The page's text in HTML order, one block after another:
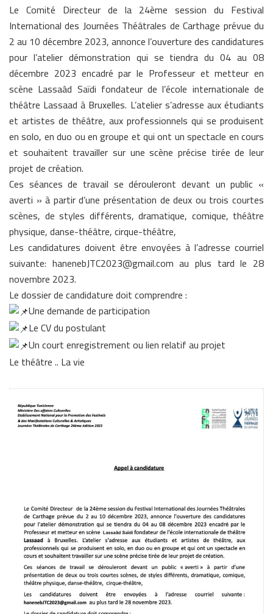
Le Comité Directeur de la 24ème session du Festival
International des Journées Théâtrales de Carthage prévue du
2 au 10 décembre 2023, annonce l’ouverture des candidatures
pour l’atelier démonstration qui se tiendra du 04 au 08
décembre 2023 encadré par le Professeur et metteur en
scène Lassaâd Saïdi fondateur de l’école internationale de
théâtre Lassaad à Bruxelles. L’atelier s’adresse aux étudiants
et artistes de théâtre, aux professionnels qui se produisent
en solo, en duo ou en groupe et qui ont un spectacle en cours
et souhaitent travailler sur une scène précise tirée de leur
projet de création.
Ces séances de travail se dérouleront devant un public «
averti » à partir d’une présentation de deux ou trois courtes
scènes, de styles différents, dramatique, comique, théâtre
physique, danse-théâtre, cirque-théâtre,
Les candidatures doivent être envoyées à l’adresse courriel
suivante: hanenebJTC2023@gmail.com au plus tard le 28
novembre 2023.
Le dossier de candidature doit comprendre :
Une demande de participation
Le CV du postulant
Un court enregistrement ou lien relatif au projet
Le théâtre .. La vie